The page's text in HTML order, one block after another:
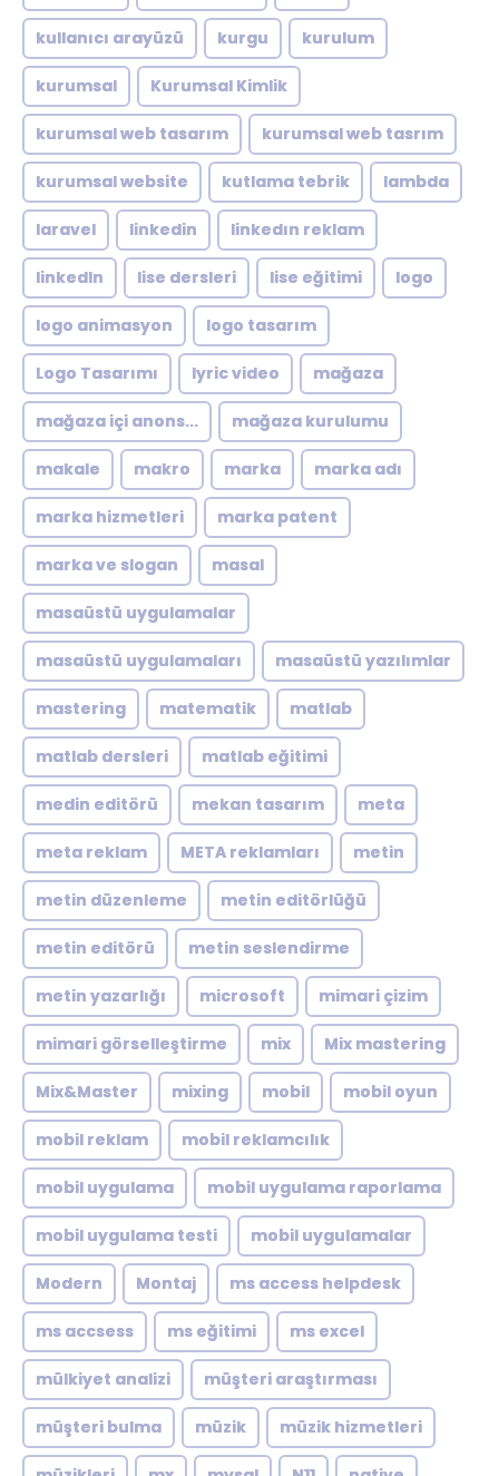
kullanıcı arayüzü kurgu kurulum
kurumsal Kurumsal Kimlik
kurumsal web tasarım kurumsal web tasrım
kurumsal website kutlama tebrik lambda
laravel linkedin linkedın reklam
linkedln lise dersleri lise eğitimi logo
logo animasyon logo tasarım
Logo Tasarımı lyric video mağaza
mağaza içi anons... mağaza kurulumu
makale makro marka marka adı
marka hizmetleri marka patent
marka ve slogan masal
masaüstü uygulamalar
masaüstü uygulamaları masaüstü yazılımlar
mastering matematik matlab
matlab dersleri matlab eğitimi
medin editörü mekan tasarım meta
meta reklam META reklamları metin
metin düzenleme metin editörlüğü
metin editörü metin seslendirme
metin yazarlığı microsoft mimari çizim
mimari görselleştirme mix Mix mastering
Mix&Master mixing mobil mobil oyun
mobil reklam mobil reklamcılık
mobil uygulama mobil uygulama raporlama
mobil uygulama testi mobil uygulamalar
Modern Montaj ms access helpdesk
ms accsess ms eğitimi ms excel
mülkiyet analizi müşteri araştırması
müşteri bulma müzik müzik hizmetleri